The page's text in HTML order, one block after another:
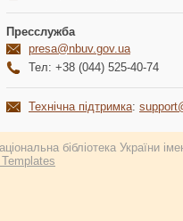
Пресслужба
presa@nbuv.gov.ua
Тел: +38 (044) 525-40-74
Технічна підтримка:
бібліотека України